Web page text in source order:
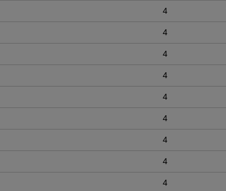
4
4
4
4
4
4
4
4
4